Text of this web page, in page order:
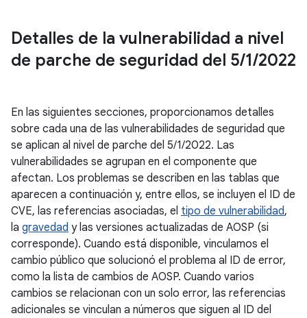
Detalles de la vulnerabilidad a nivel
de parche de seguridad del 5/1/2022
En las siguientes secciones, proporcionamos detalles
sobre cada una de las vulnerabilidades de seguridad que
se aplican al nivel de parche del 5/1/2022. Las
vulnerabilidades se agrupan en el componente que
afectan. Los problemas se describen en las tablas que
aparecen a continuación y, entre ellos, se incluyen el ID de
CVE, las referencias asociadas, el tipo de vulnerabilidad,
la gravedad y las versiones actualizadas de AOSP (si
corresponde). Cuando está disponible, vinculamos el
cambio público que solucionó el problema al ID de error,
como la lista de cambios de AOSP. Cuando varios
cambios se relacionan con un solo error, las referencias
adicionales se vinculan a números que siguen al ID del